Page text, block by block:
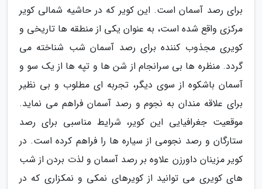
برای رصد آسمان است. این کویر که در حاشیه شمالی کویر
مرکزی واقع شده است، به عنوان یکی از منطقه ها تاریخی و
کویری مجذوب کننده برای رصد آسمان شب شناخته می
گردد. منظره ها بی سرانجام از شن ها و تپه ها از یک سو و
آسمان باشکوه از سوی دیگر، تجربه ای مطلوب و بی نظیر
برای علاقه مندان به نجوم و رصد آسمان فراهم می نماید.
موقعیت جغرافیایی این کویر، شرایط مناسبی برای رصد
ستارگان و رصد نجومی از سیاره ها را فراهم کرده است. در
کویر مزینان داورزن علاوه بر رصد آسمان و لذت بردن از شب
های کویری می توانید از کویرهای نمکی و نمکزاری که در